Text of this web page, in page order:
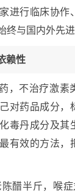
进行临床协作
终与国内外先进
赖性
，不治疗激素
对药品成分，
毒丹成分及其
有效的方法，
醋半斤，喉